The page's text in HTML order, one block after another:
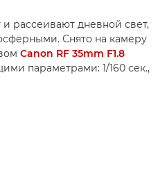
рассеивают дневной свет,
Снято на камеру
Canon RF 35mm F1.8
параметрами: 1/160 сек.,